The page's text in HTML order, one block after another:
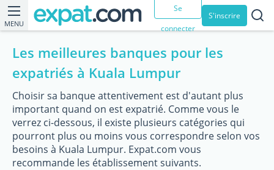
MENU
Se
connecter
S'inscrire
Les meilleures banques pour les
expatriés à Kuala Lumpur
Choisir sa banque attentivement est d'autant plus
important quand on est expatrié. Comme vous le
verrez ci-dessous, il existe plusieurs catégories qui
pourront plus ou moins vous correspondre selon vos
besoins à Kuala Lumpur. Expat.com vous
recommande les établissement suivants.